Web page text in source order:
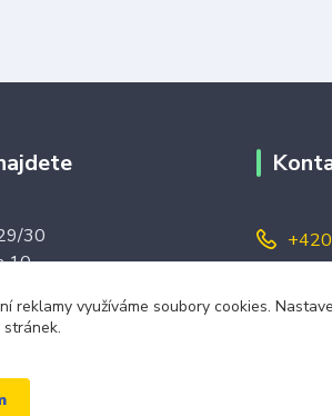
30
10
není prodejna ani výdejní
využíváme soubory cookies.